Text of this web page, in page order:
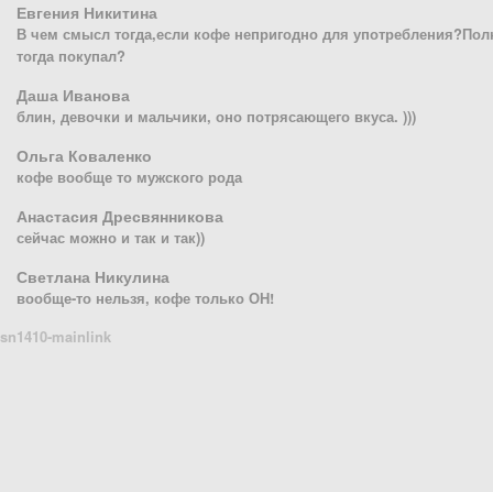
Евгения Никитина
В чем смысл тогда,если кофе непригодно для
тогда покупал?
Даша Иванова
блин, девочки и мальчики, оно потрясающего вкуса. )))
Ольга Коваленко
кофе вообще то мужского рода
Анастасия Дресвянникова
сейчас можно и так и так))
Светлана Никулина
вообще-то нельзя, кофе только ОН!
sn1410-mainlink